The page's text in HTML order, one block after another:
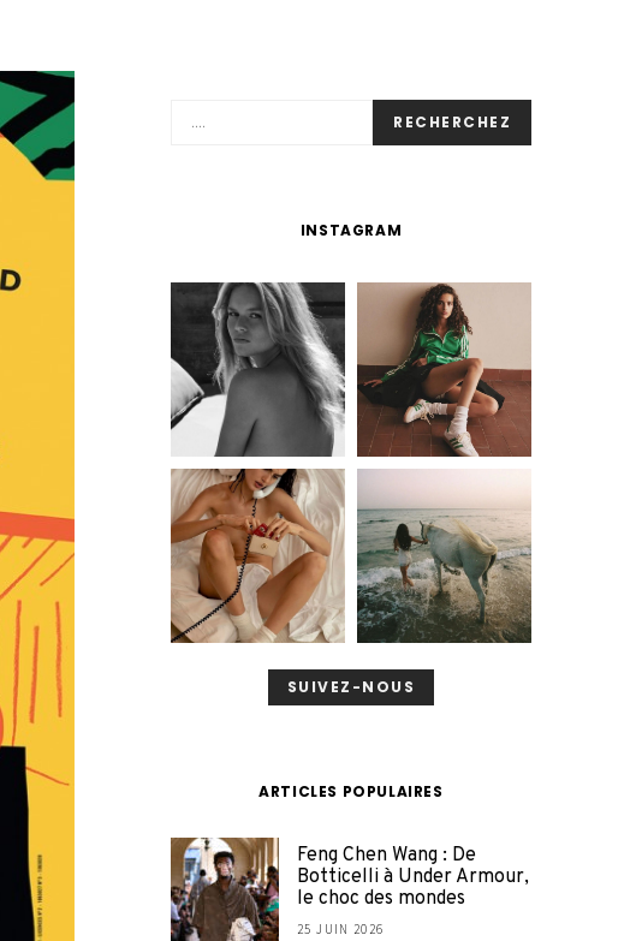
RECHERCHEZ
INSTAGRAM
SUIVEZ-NOUS
ARTICLES POPULAIRES
Feng Chen Wang : De
Botticelli à Under Armour,
le choc des mondes
25 JUIN 2026